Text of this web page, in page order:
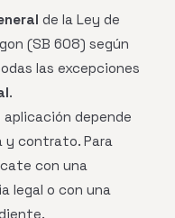
de la Ley de
(SB 608) según
las excepciones
.
aplicación depende
y contrato. Para
con una
legal o con una